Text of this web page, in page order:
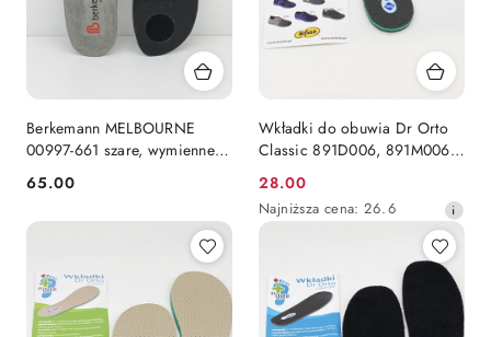
Berkemann MELBOURNE
00997-661 szare, wymienne
Cena:
65.00
Wkładki do obuwia Dr Orto
Classic 891D006, 891M006
Cena
promocyjna:
28.00
Najniższa
cena
dni
przed
obniżką
Najniższa cena: 26.6